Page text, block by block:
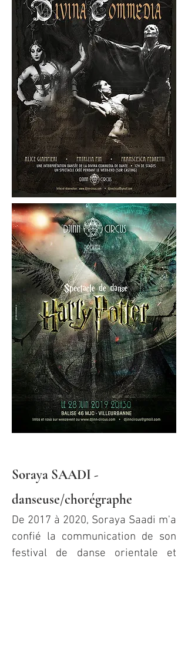
Soraya SAADI -
danseuse/chorégraphe
De 2017 à 2020, Soraya Saadi m'a
confié la communication de son
festival de danse orientale et